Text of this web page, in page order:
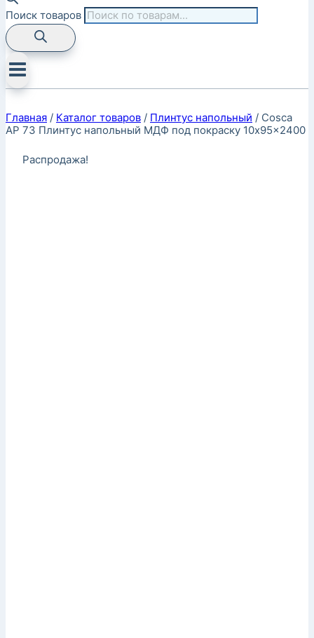
Поиск товаров
Главная / Каталог товаров / Плинтус напольный / Cosca
AP 73 Плинтус напольный МДФ под покраску 10x95x2400
Распродажа!